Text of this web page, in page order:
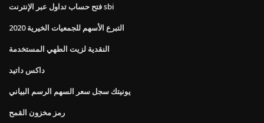
فتح حساب تداول عبر الإنترنت sbi
التبرع الأسهم للجمعيات الخيرية 2020
النقدية لزيت الطهي المستخدمة
داكس داتيد
يونيتك سجل سعر السهم الرسم البياني
رمز مخزون القمح